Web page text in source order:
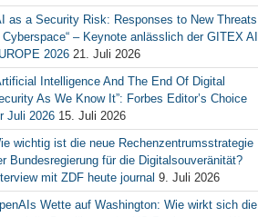
as a Security Risk: Responses to New Threats
Cyberspace“ – Keynote anlässlich der GITEX AI
2026 21. Juli 2026
Intelligence And The End Of Digital
As We Know It”: Forbes Editor’s Choice
Juli 2026 15. Juli 2026
wichtig ist die neue Rechenzentrumsstrategie
Bundesregierung für die Digitalsouveränität?
mit ZDF heute journal 9. Juli 2026
Wette auf Washington: Wie wirkt sich die